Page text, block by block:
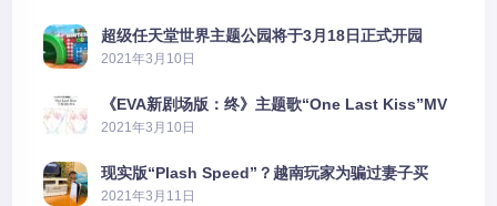
超级任天堂世界主题公园将于3月18日正式开园
2021年3月10日
《EVA新剧场版：终》主题歌“One Last Kiss”MV
公布
2021年3月10日
现实版“Plash Speed”？越南玩家为骗过妻子买
PS5上演好戏
2021年3月11日